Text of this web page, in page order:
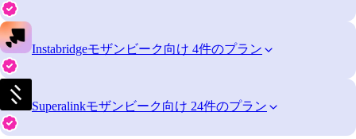
Instabridgeモザンビーク向け 4件のプラン
Superalinkモザンビーク向け 24件のプラン